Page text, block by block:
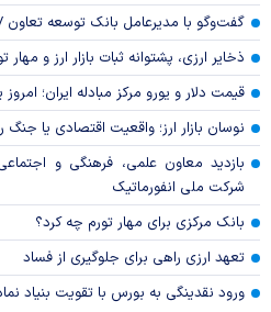
گفت‌وگو با مدیرعامل بانک توسعه
ذخایر ارزی، پشتوانه ثبات بازار ارز و مهار
قیمت دلار و یورو مرکز مبادله ایران؛ امروز یک‌شنبه ۱۱
نوسان بازار ارز؛ واقعیت اقتصادی یا جنگ
بازدید معاون علمی، فرهنگی و
شرکت ملی انفورماتیک
بانک مرکزی برای مهار تورم چه کرد؟
تعهد ارزی راهی برای جلوگیری از فساد
ورود نقدینگی به بورس با تقویت بنیاد